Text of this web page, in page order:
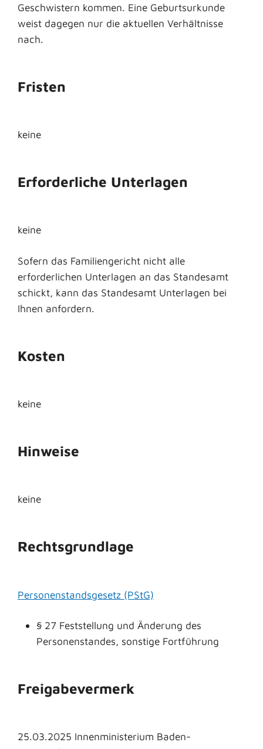
Geschwistern kommen. Eine Geburtsurkunde
weist dagegen nur die aktuellen Verhältnisse
nach.
Fristen
keine
Erforderliche Unterlagen
keine
Sofern das Familiengericht nicht alle
erforderlichen Unterlagen an das Standesamt
schickt, kann das Standesamt Unterlagen bei
Ihnen anfordern.
Kosten
keine
Hinweise
keine
Rechtsgrundlage
Personenstandsgesetz (PStG)
§ 27 Feststellung und Änderung des
Personenstandes, sonstige Fortführung
Freigabevermerk
25.03.2025 Innenministerium Baden-